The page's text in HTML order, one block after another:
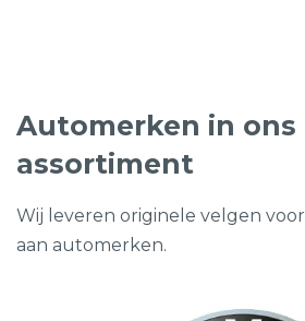
Automerken in ons
assortiment
Wij leveren originele velgen
aan automerken.